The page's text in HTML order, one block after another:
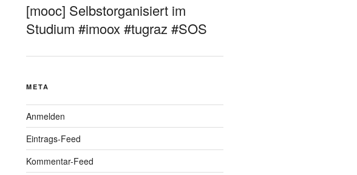
[mooc] Selbstorganisiert im
Studium #imoox #tugraz #SOS
META
Anmelden
Eintrags-Feed
Kommentar-Feed